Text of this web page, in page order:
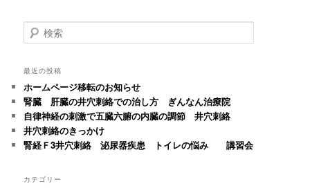
検
索
最近の投稿
ホームページ移転のお知らせ
腎臓 肝臓の井穴刺絡での治し方 ぎんなん治療院
自律神経の刺激で五臓六腑の内臓の調節 井穴刺絡
井穴刺絡のきっかけ
腎経Ｆ3井穴刺絡 泌尿器疾患 トイレの悩み 講習会
カテゴリー